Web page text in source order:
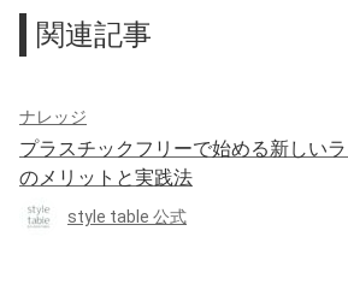
関連記事
ナレッジ
プラスチックフリーで始める新しい
のメリットと実践法
style table 公式